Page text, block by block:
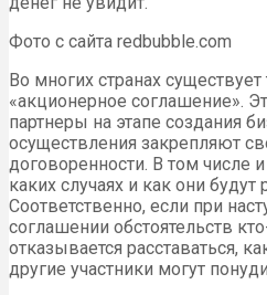
Фото с сайта redbubble.com
Во многих странах
«акционерное соглашение».
партнеры на этапе создания
осуществления закрепляют
договоренности. В том числе
каких случаях и как они будут
Соответственно, если при
соглашении обстоятельств
отказывается расставаться,
другие участники могут